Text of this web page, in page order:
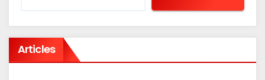
Articles